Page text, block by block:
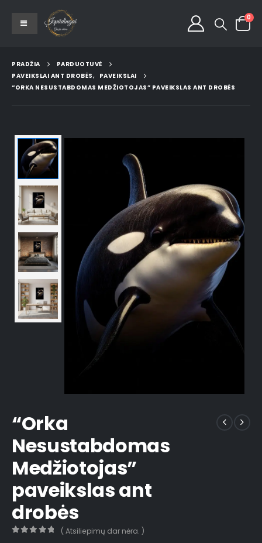
0
PRADŽIA
PARDUOTUVĖ
PAVEIKSLAI ANT DROBĖS, PAVEIKSLAI
“ORKA NESUSTABDOMAS MEDŽIOTOJAS” PAVEIKSLAS ANT DROBĖS
“Orka
Nesustabdomas
Medžiotojas”
paveikslas ant
drobės
( Atsiliepimų dar nėra. )